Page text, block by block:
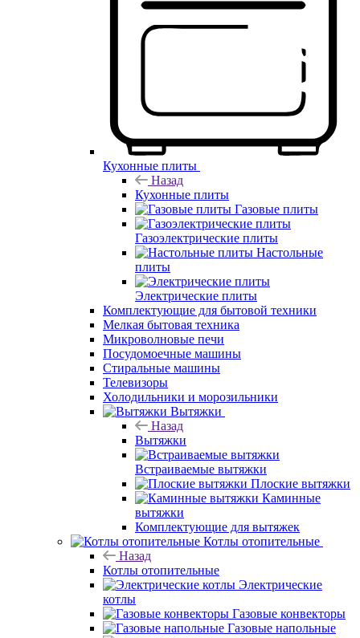
Кухонные плиты
Назад
Кухонные плиты
Газовые плиты
Газоэлектрические плиты
Настольные
плиты
Электрические плиты
Комплектующие для бытовой техники
Мелкая бытовая техника
Микроволновые печи
Посудомоечные машины
Стиральные машины
Телевизоры
Холодильники и морозильники
Вытяжки
Назад
Вытяжки
Встраиваемые вытяжки
Плоские вытяжки
Каминные
вытяжки
Комплектующие для вытяжек
Котлы отопительные
Назад
Котлы отопительные
Электрические
котлы
Газовые конвекторы
Газовые напольные